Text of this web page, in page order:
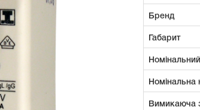
Бренд
Габарит
Номінальна
Вимикаюча